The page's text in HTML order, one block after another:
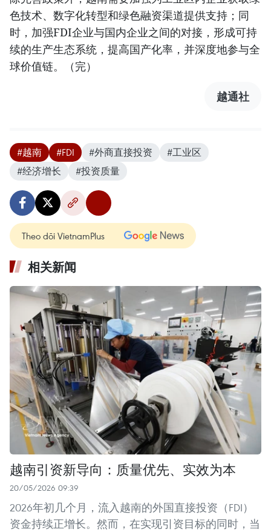
色技术、数字化转型和绿色融资渠道提供支持；同
时，加强FDI企业与国内企业之间的对接，形成可持
续的生产生态系统，提高国产化率，并深度地参与全
球价值链。（完）
越通社
#越南 #FDI #外商直接投资
#工业区
#经济增长
#投资质量
Theo dõi VietnamPlus
相关新闻
越南引资新导向：质量优先、实效为本
20/05/2026 09:39
2026年初几个月，流入越南的外国直接投资（FDI）
资金持续正增长。然而，在实现引资目标的同时，当